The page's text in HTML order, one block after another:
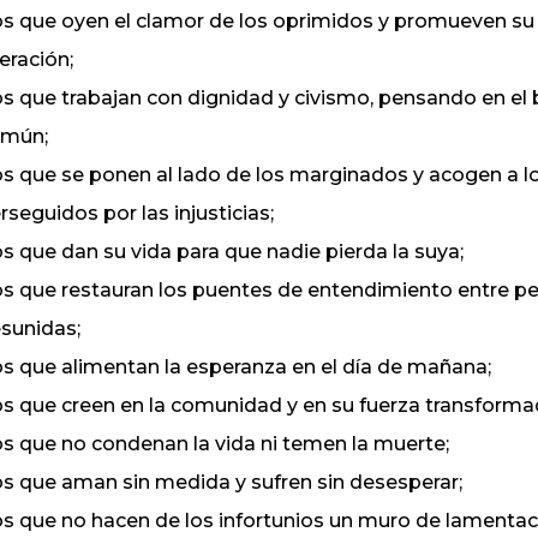
que oyen el clamor de los oprimidos y promueven su
que trabajan con dignidad y civismo, pensando en el
que se ponen al lado de los marginados y acogen a
por las injusticias;
que dan su vida para que nadie pierda la suya;
que restauran los puentes de entendimiento entre
que alimentan la esperanza en el día de mañana;
que creen en la comunidad y en su fuerza
que no condenan la vida ni temen la muerte;
que aman sin medida y sufren sin desesperar;
que no hacen de los infortunios un muro de